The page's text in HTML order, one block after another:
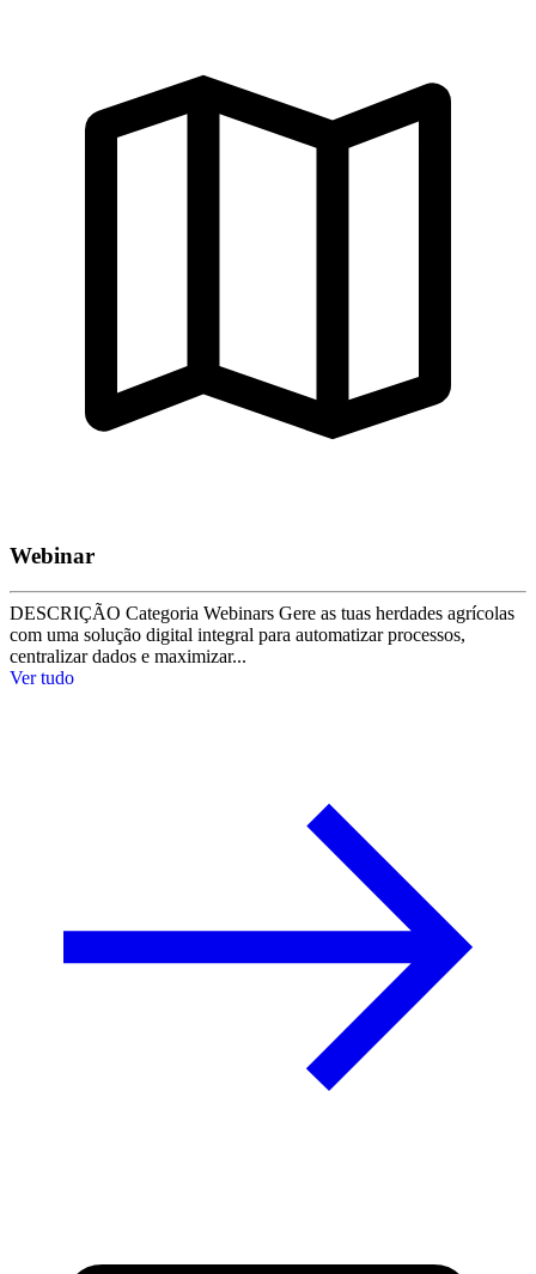
Webinar
DESCRIÇÃO Categoria Webinars Gere as tuas herdades agrícolas
com uma solução digital integral para automatizar processos,
centralizar dados e maximizar...
Ver tudo